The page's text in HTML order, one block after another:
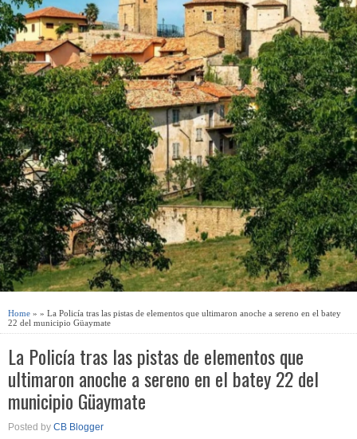
Home » » La Policía tras las pistas de elementos que ultimaron anoche a sereno en el batey
22 del municipio Güaymate
La Policía tras las pistas de elementos que
ultimaron anoche a sereno en el batey 22 del
municipio Güaymate
Posted by CB Blogger